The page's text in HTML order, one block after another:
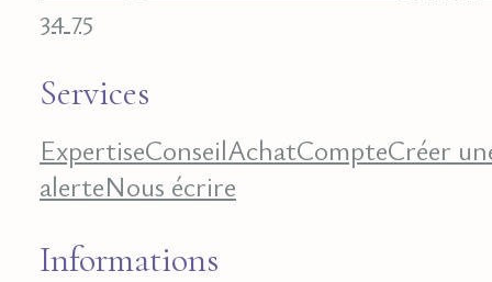
34 75
Services
ExpertiseConseilAchatCompteCréer
alerteNous écrire
Informations